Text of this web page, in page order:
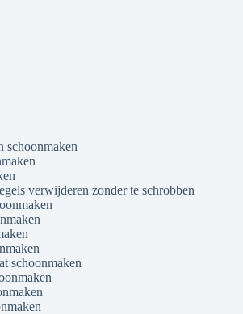
schoonmaken
verwijderen zonder te schrobben
schoonmaken